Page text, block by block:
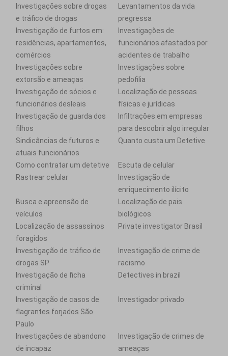
Investigações sobre drogas
e tráfico de drogas
Levantamentos da vida
pregressa
Investigação de furtos em:
residências, apartamentos,
comércios
Investigações de
funcionários afastados por
acidentes de trabalho
Investigações sobre
extorsão e ameaças
Investigações sobre
pedofilia
Investigação de sócios e
funcionários desleais
Localização de pessoas
físicas e jurídicas
Investigação de guarda dos
filhos
Infiltrações em empresas
para descobrir algo irregular
Sindicâncias de futuros e
atuais funcionários
Quanto custa um Detetive
Como contratar um detetive
Escuta de celular
Rastrear celular
Investigação de
enriquecimento ilícito
Busca e apreensão de
veículos
Localização de pais
biológicos
Localização de assassinos
foragidos
Private investigator Brasil
Investigação de tráfico de
drogas SP
Investigação de crime de
racismo
Investigação de ficha
criminal
Detectives in brazil
Investigação de casos de
flagrantes forjados São
Paulo
Investigador privado
Investigações de abandono
de incapaz
Investigação de crimes de
ameaças